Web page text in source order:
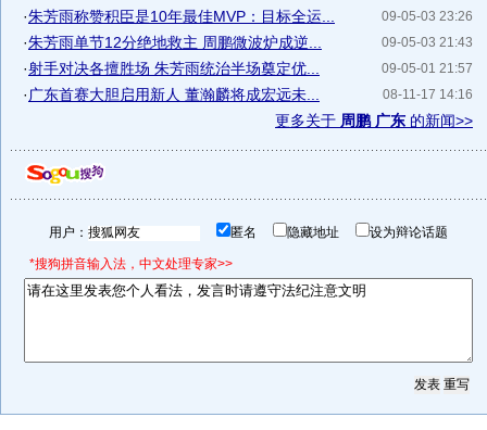
09-05-03 23:26
·朱芳雨称赞积臣是10年最佳MVP：目标全运...
09-05-03 21:43
·朱芳雨单节12分绝地救主 周鹏微波炉成逆...
09-05-01 21:57
·射手对决各擅胜场 朱芳雨统治半场奠定优...
08-11-17 14:16
· 广东首赛大胆启用新人 董瀚麟将成宏远未...
更多关于 周鹏 广东 的新闻>>
用户： 匿名 隐藏地址 设为辩论话题
*搜狗拼音输入法，中文处理专家>>